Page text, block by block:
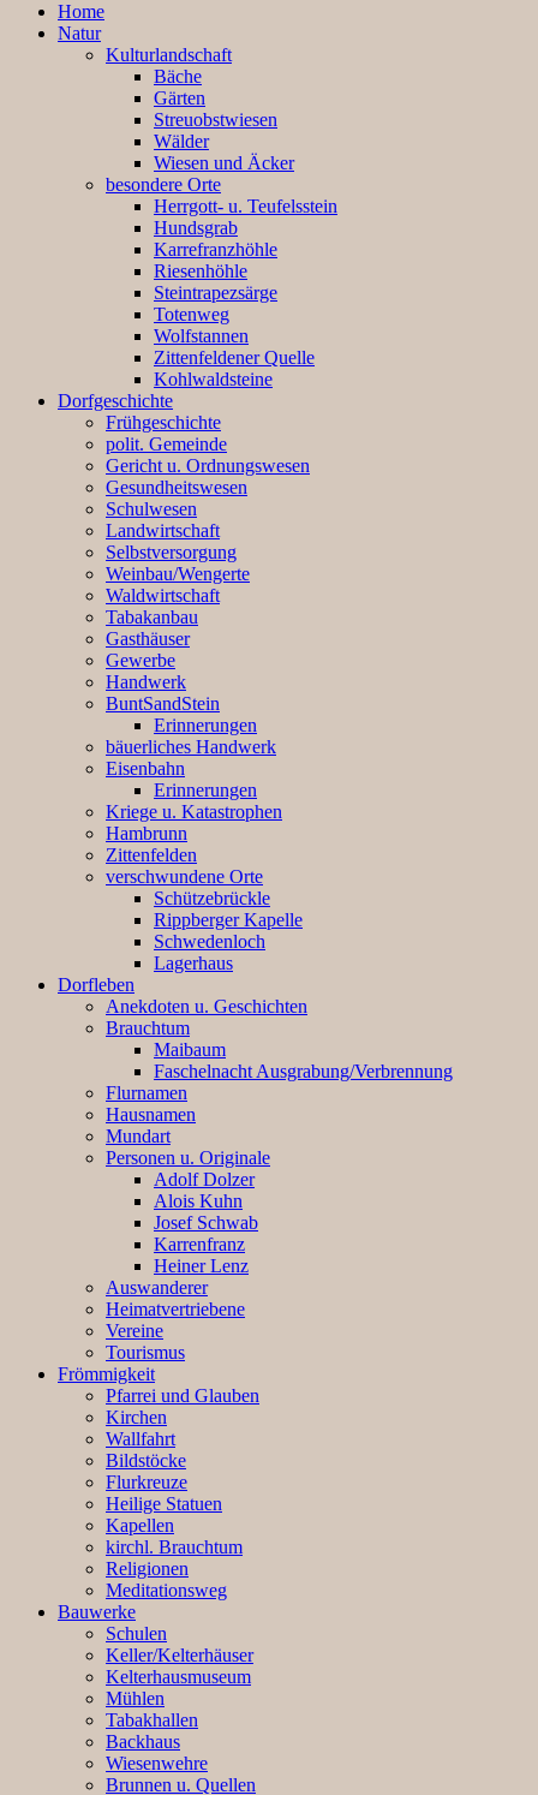
Home
Natur
Kulturlandschaft
Bäche
Gärten
Streuobstwiesen
Wälder
Wiesen und Äcker
besondere Orte
Herrgott- u. Teufelsstein
Hundsgrab
Karrefranzhöhle
Riesenhöhle
Steintrapezsärge
Totenweg
Wolfstannen
Zittenfeldener Quelle
Kohlwaldsteine
Dorfgeschichte
Frühgeschichte
polit. Gemeinde
Gericht u. Ordnungswesen
Gesundheitswesen
Schulwesen
Landwirtschaft
Selbstversorgung
Weinbau/Wengerte
Waldwirtschaft
Tabakanbau
Gasthäuser
Gewerbe
Handwerk
BuntSandStein
Erinnerungen
bäuerliches Handwerk
Eisenbahn
Erinnerungen
Kriege u. Katastrophen
Hambrunn
Zittenfelden
verschwundene Orte
Schützebrückle
Rippberger Kapelle
Schwedenloch
Lagerhaus
Dorfleben
Anekdoten u. Geschichten
Brauchtum
Maibaum
Faschelnacht Ausgrabung/Verbrennung
Flurnamen
Hausnamen
Mundart
Personen u. Originale
Adolf Dolzer
Alois Kuhn
Josef Schwab
Karrenfranz
Heiner Lenz
Auswanderer
Heimatvertriebene
Vereine
Tourismus
Frömmigkeit
Pfarrei und Glauben
Kirchen
Wallfahrt
Bildstöcke
Flurkreuze
Heilige Statuen
Kapellen
kirchl. Brauchtum
Religionen
Meditationsweg
Bauwerke
Schulen
Keller/Kelterhäuser
Kelterhausmuseum
Mühlen
Tabakhallen
Backhaus
Wiesenwehre
Brunnen u. Quellen